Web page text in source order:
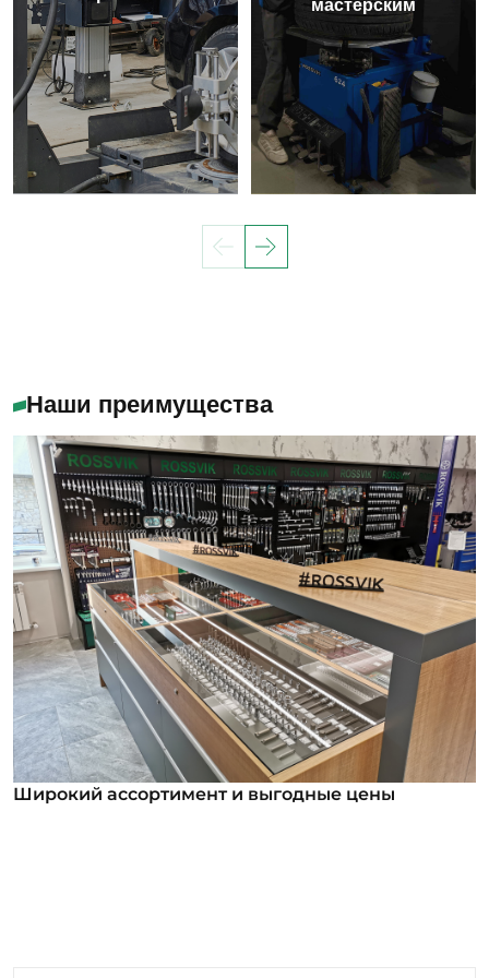
мастерским
Наши преимущества
Широкий ассортимент и выгодные цены